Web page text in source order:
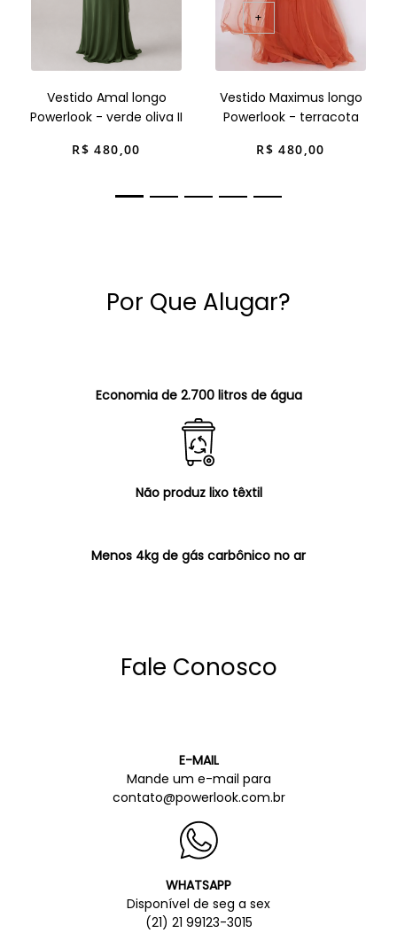
Vestido Amal longo
Powerlook - verde oliva II
R$ 480,00
+
Vestido Maximus longo
Powerlook - terracota
R$ 480,00
Por Que Alugar?
Economia de 2.700 litros de água
Não produz lixo têxtil
Menos 4kg de gás carbônico no ar
Fale Conosco
E-MAIL
Mande um e-mail para
contato@powerlook.com.br
WHATSAPP
Disponível de seg a sex
(21) 21 99123-3015